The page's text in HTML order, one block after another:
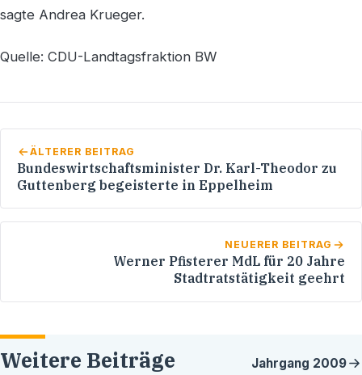
sagte Andrea Krueger.
Quelle: CDU-Landtagsfraktion BW
ÄLTERER BEITRAG
Bundeswirtschaftsminister Dr. Karl-Theodor zu
Guttenberg begeisterte in Eppelheim
NEUERER BEITRAG
Werner Pfisterer MdL für 20 Jahre
Stadtratstätigkeit geehrt
Weitere Beiträge Jahrgang 2009